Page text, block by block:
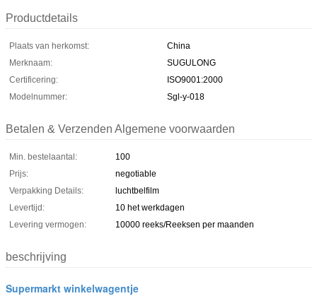
Productdetails
Plaats van herkomst:
China
Merknaam:
SUGULONG
Certificering:
ISO9001:2000
Modelnummer:
Sgl-y-018
Betalen & Verzenden Algemene voorwaarden
Min. bestelaantal:
100
Prijs:
negotiable
Verpakking Details:
luchtbelfilm
Levertijd:
10 het werkdagen
Levering vermogen:
10000 reeks/Reeksen per maanden
beschrijving
Supermarkt winkelwagentje